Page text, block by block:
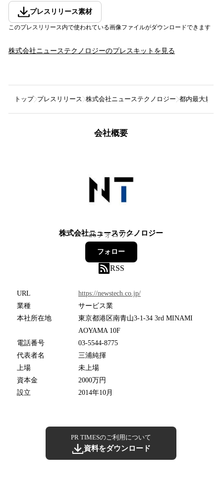
プレスリリース素材
このプレスリリース内で使われている画像ファイルがダウンロードできます
株式会社ニューステクノロジーのプレスキットを見る
トップ プレスリリース 株式会社ニューステクノロジー 都内最大規模
会社概要
株式会社ニューステクノロジー
26フォロワー
フォロー
RSS
URL
https://newstech.co.jp/
業種
サービス業
本社所在地
東京都港区南青山3-1-34 3rd MINAMI
AOYAMA 10F
電話番号
03-5544-8775
代表者名
三浦純揮
上場
未上場
資本金
2000万円
設立
2014年10月
PR TIMESのご利用について
資料をダウンロード